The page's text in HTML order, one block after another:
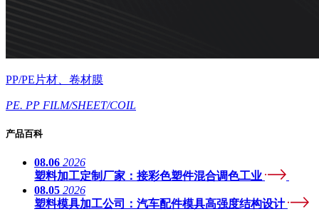
PP/PE片材、卷材膜
PE. PP FILM/SHEET/COIL
产品百科
08.06 2026
塑料加工定制厂家：接彩色塑件混合调色工业
08.05 2026
塑料模具加工公司：汽车配件模具高强度结构设计